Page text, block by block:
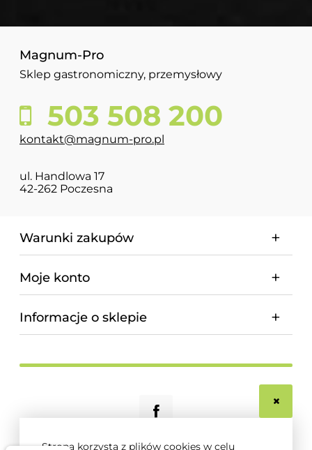
Strona korzysta z plików cookies w celu
Magnum-Pro
Sklep gastronomiczny, przemysłowy
503 508 200
kontakt@magnum-pro.pl
ul. Handlowa 17
42-262 Poczesna
Warunki zakupów
Moje konto
Informacje o sklepie